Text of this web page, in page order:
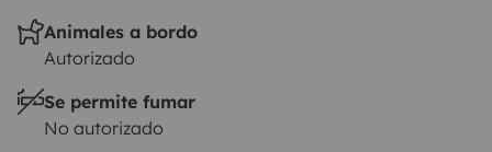
Animales a bordo
Autorizado
Se permite fumar
No autorizado